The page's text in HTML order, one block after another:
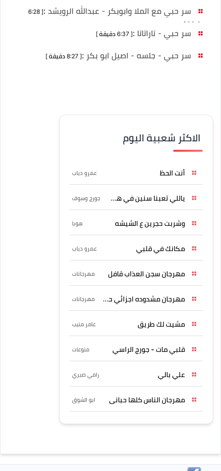
سر حبي مع الملا وابوبكر - عبدالله الرويشد :
[ 6:28
دقيقة ]
سر حبي - تاراتاتا :[ 6:37 دقيقة ]
سر حبي - جلسه - اصيل ابو بكر :[ 8:27 دقيقة ]
الاكثر شعبية اليوم
أنت الحظ عمرو دياب
ياللي تعبنا سنين في هواه جورج وسوف
وشربت حجرين ع الشيشه هوبا
مكانك في قلبي عمرو دياب
مهرجان سجن العذاب قافل مهرجانات
مهرجان مشدوده اجزائي حربونى مهرجانات
مشيت لك طريق عامر منيب
قلبي مات - جورج الراسي منوعات
علي بالي رامي صبري
مهرجان الناس كلها حبانى ابو الشوق